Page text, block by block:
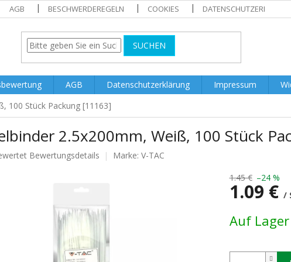
AGB BESCHWERDEREGELN COOKIES
SUCHEN
AGB Datenschutzerklärung Impressum
100 Stück Packung [11163]
2.5x200mm, Weiß, 100 Stück
Bewertungsdetails Marke: V-TAC
1.45 € –24 %
1.09 € /
Auf Lager